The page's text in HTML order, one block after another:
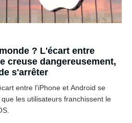
? L'écart entre
creuse dangereusement,
s'arrêter
entre l'iPhone et Android se
les utilisateurs franchissent le